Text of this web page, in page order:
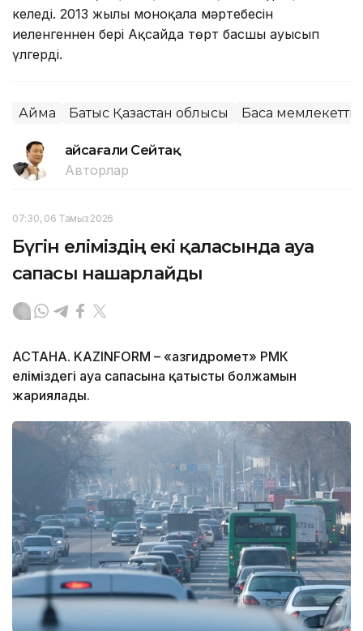
келеді. 2013 жылы моноқала мәртебесін
иеленгеннен бері Ақсайда төрт басшы ауысып
үлгерді.
Аймақ Батыс Қазақстан облысы Басқа
Ғайсағали Сейтақ
Авторлар
07:30, 06 Тамыз 2026
Бүгін еліміздің екі қаласында ауа
сапасы нашарлайды
АСТАНА. KAZINFORM – «Қазгидромет» РМК
еліміздегі ауа сапасына қатысты болжамын
жариялады.